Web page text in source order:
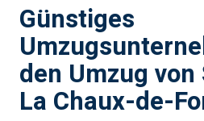
Günstiges
den Umzug
La Chaux-de-